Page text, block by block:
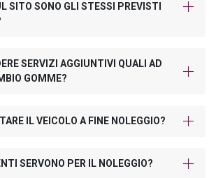
SITO SONO GLI STESSI PREVISTI
SERVIZI AGGIUNTIVI QUALI AD
GOMME?
IL VEICOLO A FINE NOLEGGIO?
SERVONO PER IL NOLEGGIO?